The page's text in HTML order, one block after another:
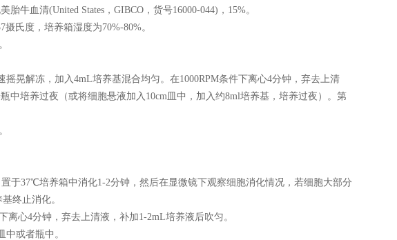
牛血清(United States，GIBCO，货号16000-044)，15%。
氏度，培养箱湿度为70%-80%。
晃解冻，加入4mL培养基混合均匀。在1000RPM条件下离心4分钟，弃去上清
中培养过夜（或将细胞悬液加入10cm皿中，加入约8ml培养基，培养过夜）。第
于37℃培养箱中消化1-2分钟，然后在显微镜下观察细胞消化情况，若细胞大部分
终止消化。
离心4分钟，弃去上清液，补加1-2mL培养液后吹匀。
或者瓶中。